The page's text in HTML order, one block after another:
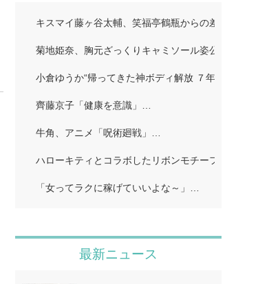
キスマイ藤ヶ谷太輔、笑福亭鶴瓶からの差し入れ公開
菊地姫奈、胸元ざっくりキャミソール姿公開「スタイ
小倉ゆうか“帰ってきた神ボディ解放 ７年ぶり「
齊藤京子「健康を意識」…
牛角、アニメ「呪術廻戦」…
ハローキティとコラボしたリボンモチーフのスイーツ
「女ってラクに稼げていいよな～」…
最新ニュース